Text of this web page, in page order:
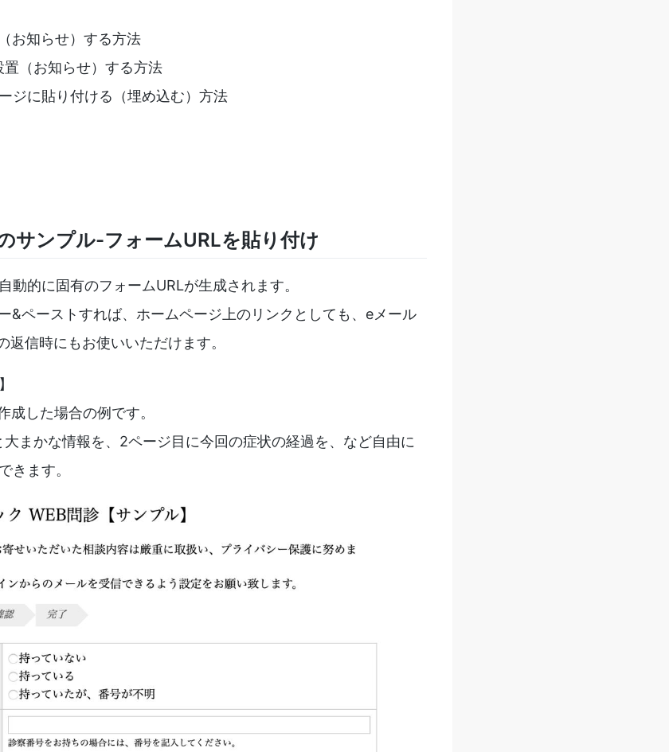
お知らせ）する方法
置（お知らせ）する方法
ジに貼り付ける（埋め込む）方法
サンプル-フォームURLを貼り付け
動的に固有のフォームURLが生成されます。
&ペーストすれば、ホームページ上のリンクとしても、eメール
返信時にもお使いいただけます。
成した場合の例です。
まかな情報を、2ページ目に今回の症状の経過を、など自由に
きます。